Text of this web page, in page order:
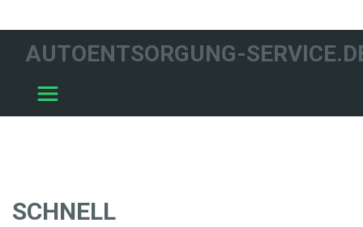
AUTOENTSORGUNG-
SCHNELL